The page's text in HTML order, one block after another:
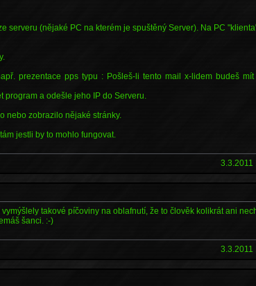
serveru (nějaké PC na kterém je spuštěný Server). Na PC
prezentace pps typu : Pošleš-li tento mail x-lidem budeš mít
program a odešle jeho IP do Serveru.
nebo zobrazilo nějaké stránky.
jestli by to mohlo fungovat.
3.3.2011
takové píčoviny na oblafnutí, že to člověk kolikrát ani
šanci. :-)
3.3.2011